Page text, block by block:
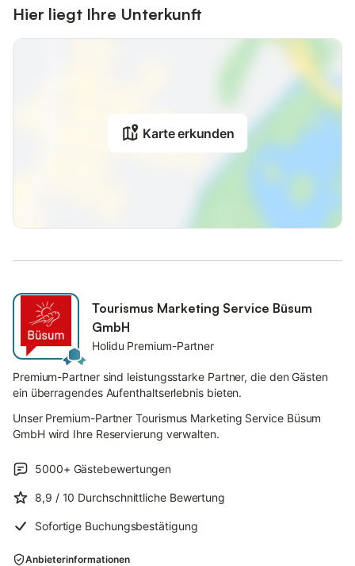
Hier liegt Ihre Unterkunft
Karte erkunden
Tourismus Marketing Service Büsum
GmbH
Holidu Premium-Partner
Premium-Partner sind leistungsstarke Partner, die den Gästen
ein überragendes Aufenthaltserlebnis bieten.
Unser Premium-Partner Tourismus Marketing Service Büsum
GmbH wird Ihre Reservierung verwalten.
5000+ Gästebewertungen
8,9 / 10 Durchschnittliche Bewertung
Sofortige Buchungsbestätigung
Anbieterinformationen